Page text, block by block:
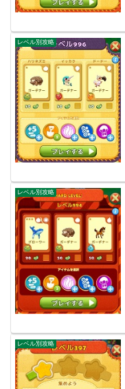
レベル別攻略
レベル別攻略
レベル別攻略